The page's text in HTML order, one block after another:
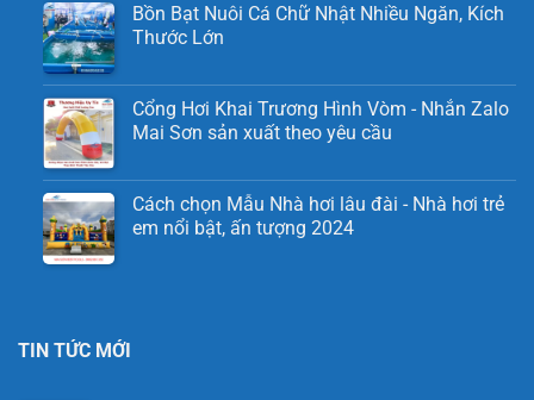
Bồn Bạt Nuôi Cá Chữ Nhật Nhiều Ngăn, Kích
Thước Lớn
Cổng Hơi Khai Trương Hình Vòm - Nhắn Zalo
Mai Sơn sản xuất theo yêu cầu
Cách chọn Mẫu Nhà hơi lâu đài - Nhà hơi trẻ
em nổi bật, ấn tượng 2024
TIN TỨC MỚI